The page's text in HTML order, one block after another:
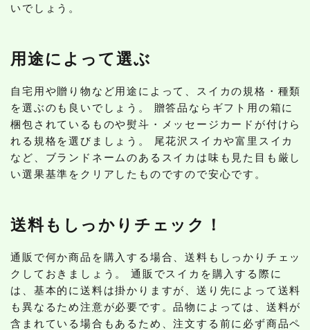
いでしょう。
用途によって選ぶ
自宅用や贈り物など用途によって、スイカの規格・種類
を選ぶのも良いでしょう。 贈答品ならギフト用の箱に
梱包されているものや熨斗・メッセージカードが付けら
れる規格を選びましょう。 尾花沢スイカや富里スイカ
など、ブランドネームのあるスイカは味も見た目も厳し
い選果基準をクリアしたものですので安心です。
送料もしっかりチェック！
通販で何か商品を購入する場合、送料もしっかりチェッ
クしておきましょう。 通販でスイカを購入する際に
は、基本的に送料は掛かりますが、送り先によって送料
も異なるため注意が必要です。品物によっては、送料が
含まれている場合もあるため、注文する前に必ず商品ペ